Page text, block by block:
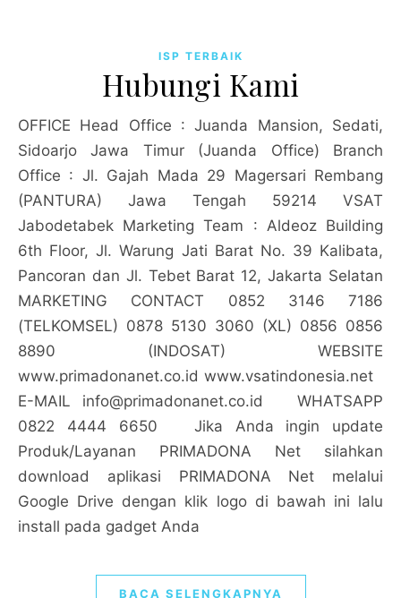
ISP TERBAIK
Hubungi Kami
OFFICE Head Office : Juanda Mansion, Sedati,
Sidoarjo Jawa Timur (Juanda Office) Branch
Office : Jl. Gajah Mada 29 Magersari Rembang
(PANTURA) Jawa Tengah 59214 VSAT
Jabodetabek Marketing Team : Aldeoz Building
6th Floor, Jl. Warung Jati Barat No. 39 Kalibata,
Pancoran dan Jl. Tebet Barat 12, Jakarta Selatan
MARKETING CONTACT 0852 3146 7186
(TELKOMSEL) 0878 5130 3060 (XL) 0856 0856
8890 (INDOSAT) WEBSITE
www.primadonanet.co.id www.vsatindonesia.net
E-MAIL info@primadonanet.co.id WHATSAPP
0822 4444 6650 Jika Anda ingin update
Produk/Layanan PRIMADONA Net silahkan
download aplikasi PRIMADONA Net melalui
Google Drive dengan klik logo di bawah ini lalu
install pada gadget Anda
BACA SELENGKAPNYA